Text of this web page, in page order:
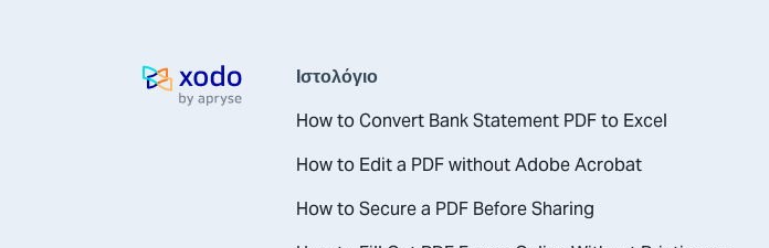
Αρχική σελίδα
Ιστολόγιο
How to Convert Bank Statement PDF to Excel
How to Edit a PDF without Adobe Acrobat
How to Secure a PDF Before Sharing